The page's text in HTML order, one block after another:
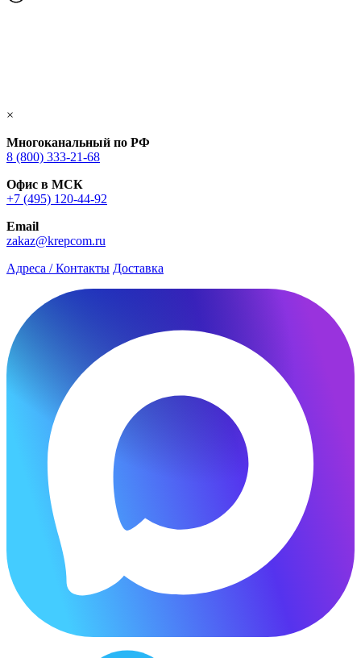
×
Многоканальный по РФ
8 (800) 333‑21-68
Офис в МСК
+7 (495) 120-44-92
Email
zakaz@krepcom.ru
Адреса / Контакты Доставка